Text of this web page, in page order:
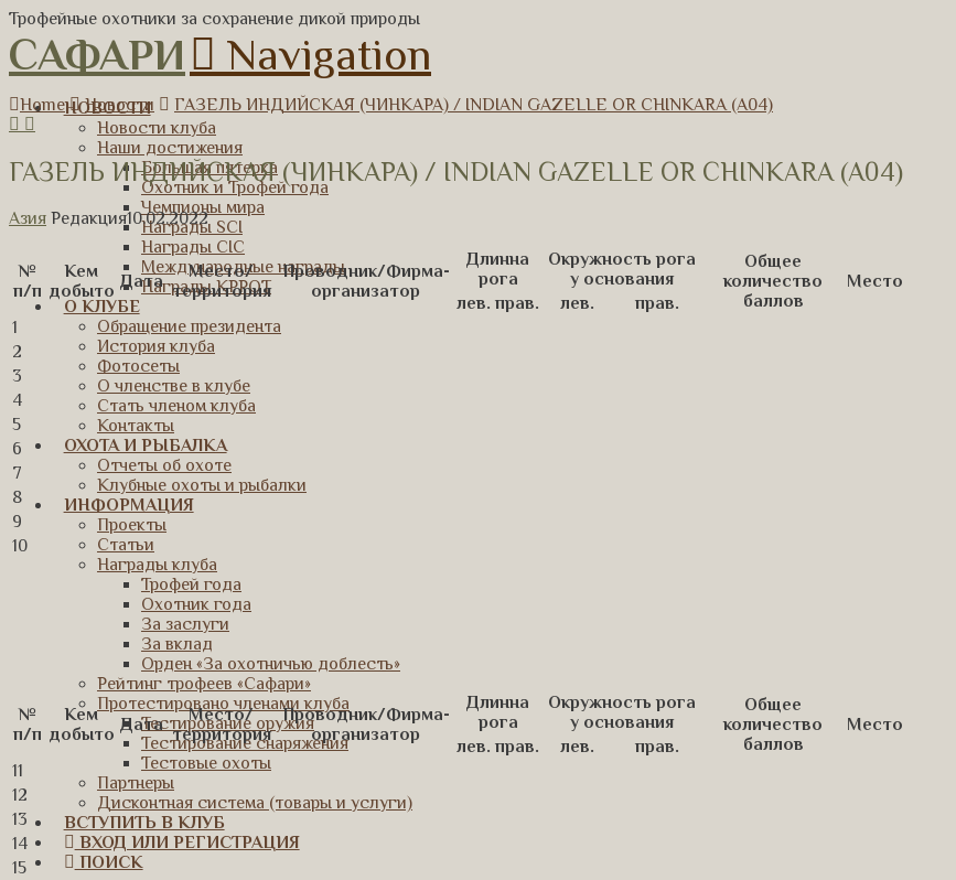
Трофейные охотники за сохранение дикой природы
САФАРИ Navigation
НОВОСТИ
Новости клуба
Наши достижения
Большая пятерка
Охотник и Трофей года
Чемпионы мира
Награды SCI
Награды CIC
Международные награды
Награды КРРОТ
О КЛУБЕ
Обращение президента
История клуба
Фотосеты
О членстве в клубе
Стать членом клуба
Контакты
ОХОТА И РЫБАЛКА
Отчеты об охоте
Клубные охоты и рыбалки
ИНФОРМАЦИЯ
Проекты
Статьи
Награды клуба
Трофей года
Охотник года
За заслуги
За вклад
Орден «За охотничью доблесть»
Рейтинг трофеев «Сафари»
Протестировано членами клуба
Тестирование оружия
Тестирование снаряжения
Тестовые охоты
Партнеры
Дисконтная система (товары и услуги)
ВСТУПИТЬ В КЛУБ
ВХОД ИЛИ РЕГИСТРАЦИЯ
ПОИСК
Home Новости ГАЗЕЛЬ ИНДИЙСКАЯ (ЧИНКАРА) / INDIAN GAZELLE OR CHINKARA (A04)
ГАЗЕЛЬ ИНДИЙСКАЯ (ЧИНКАРА) / INDIAN GAZELLE OR CHINKARA (A04)
Азия Редакция10.02.2022
№
п/п
Кем
добыто Дата
Место/
территория
Проводник/Фирма-
организатор
Длинна
рога
Окружность рога
у основания
Общее
количество
баллов
Место
лев. прав. лев.
прав.
1
2
3
4
5
6
7
8
9
10
№
п/п
Кем
добыто Дата
Место/
территория
Проводник/Фирма-
организатор
Длинна
рога
Окружность рога
у основания
Общее
количество
баллов
Место
лев. прав. лев.
прав.
11
12
13
14
15